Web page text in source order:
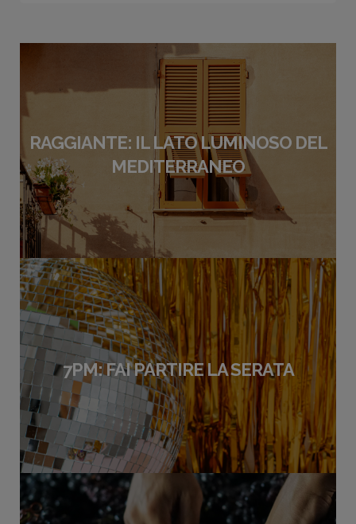
RAGGIANTE: IL LATO LUMINOSO DEL
MEDITERRANEO
7PM: FAI PARTIRE LA SERATA